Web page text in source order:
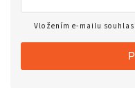
Vložením e-mailu